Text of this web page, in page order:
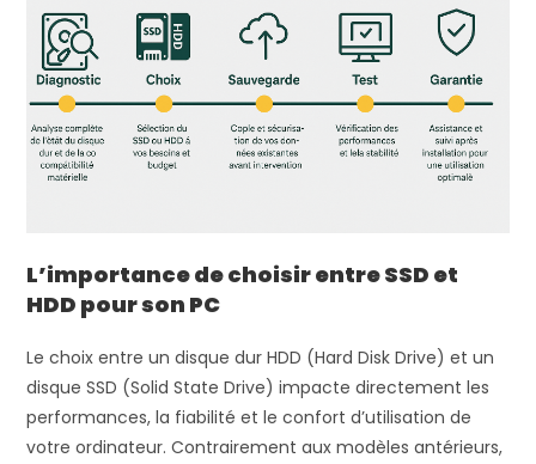
L’importance de choisir entre SSD et
HDD pour son PC
Le choix entre un disque dur HDD (Hard Disk Drive) et un
disque SSD (Solid State Drive) impacte directement les
performances, la fiabilité et le confort d’utilisation de
votre ordinateur. Contrairement aux modèles antérieurs,